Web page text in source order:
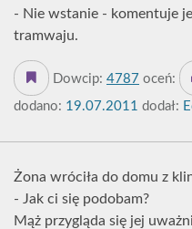
- Nie wstanie - komentuje
tramwaju.
Dowcip: 4787 oceń:
dodano: 19.07.2011 dodał:
Żona wróciła do domu z
- Jak ci się podobam?
Mąż przygląda się jej